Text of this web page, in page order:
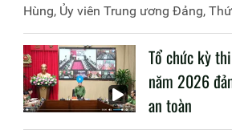
Hùng, Ủy viên Trung ương Đảng,
an đã đồng chủ trì buổi làm việc với
Bộ về một số nội dung liên quan
và đào tạo của lực lượng CAND.
Tổ chức kỳ
năm 2026
an toàn